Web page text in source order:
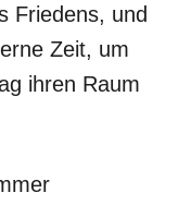
Friedens, und
Zeit, um
ihren Raum